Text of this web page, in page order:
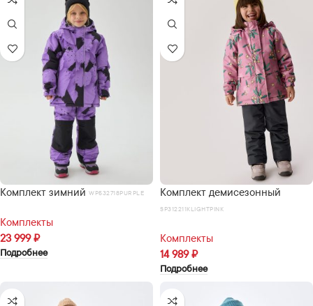
Комплект зимний WP532718PURPLE
Комплекты
23 999₽
Подробнее
Комплект демисезонный
SP312211KLIGHTPINK
Комплекты
14 989₽
Подробнее